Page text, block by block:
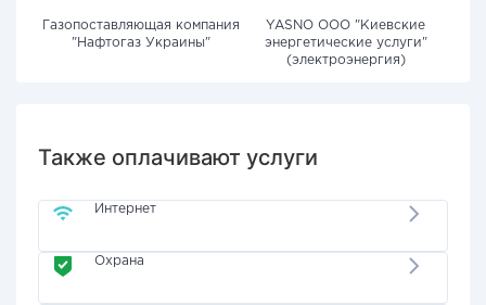
Газопоставляющая компания
"Нафтогаз Украины"
YASNO OOO "Киевские
энергетические услуги"
(электроэнергия)
Также оплачивают услуги
Интернет
Охрана